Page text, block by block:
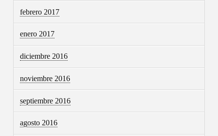
febrero 2017
enero 2017
diciembre 2016
noviembre 2016
septiembre 2016
agosto 2016